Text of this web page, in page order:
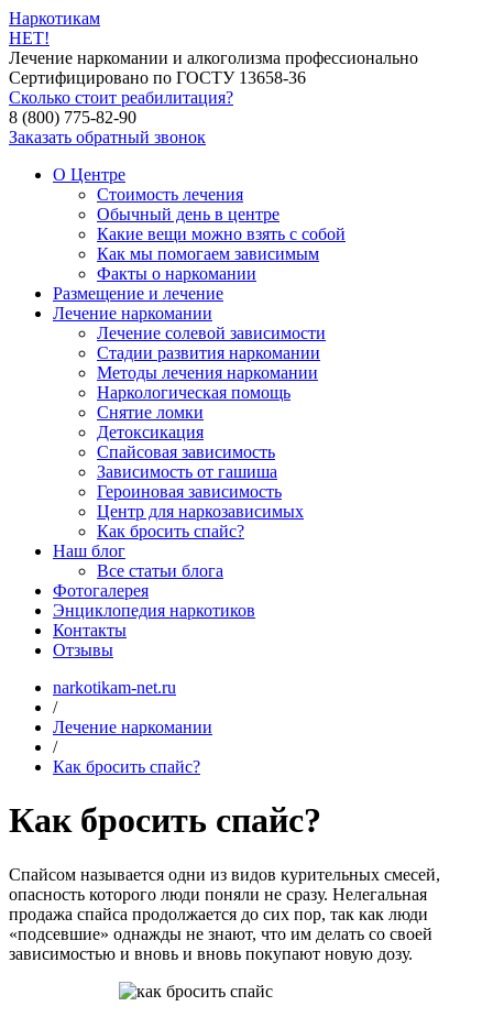
Наркотикам
НЕТ!
Лечение наркомании и алкоголизма профессионально
Сертифицировано по ГОСТУ 13658-36
Сколько стоит реабилитация?
8 (800) 775-82-90
Заказать обратный звонок
О Центре
Стоимость лечения
Обычный день в центре
Какие вещи можно взять с собой
Как мы помогаем зависимым
Факты о наркомании
Размещение и лечение
Лечение наркомании
Лечение солевой зависимости
Стадии развития наркомании
Методы лечения наркомании
Наркологическая помощь
Снятие ломки
Детоксикация
Спайсовая зависимость
Зависимость от гашиша
Героиновая зависимость
Центр для наркозависимых
Как бросить спайс?
Наш блог
Все статьи блога
Фотогалерея
Энциклопедия наркотиков
Контакты
Отзывы
narkotikam-net.ru
/
Лечение наркомании
/
Как бросить спайс?
Как бросить спайс?
Спайсом называется одни из видов курительных смесей,
опасность которого люди поняли не сразу. Нелегальная
продажа спайса продолжается до сих пор, так как люди
«подсевшие» однажды не знают, что им делать со своей
зависимостью и вновь и вновь покупают новую дозу.